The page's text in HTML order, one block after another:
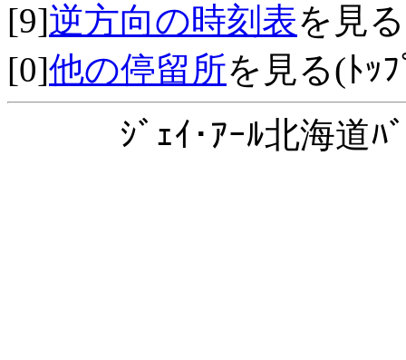
[9]逆方向の時刻表を見る
[0]他の停留所を見る(ﾄｯ
ｼﾞｪｲ･ｱｰﾙ北海道